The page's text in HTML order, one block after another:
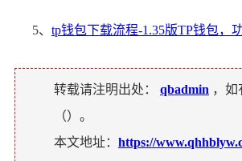
5、 tp钱包下载流程-1.35版TP钱包，
转载请注明出处： qbadmin ，如
（）。
本文地址： https://